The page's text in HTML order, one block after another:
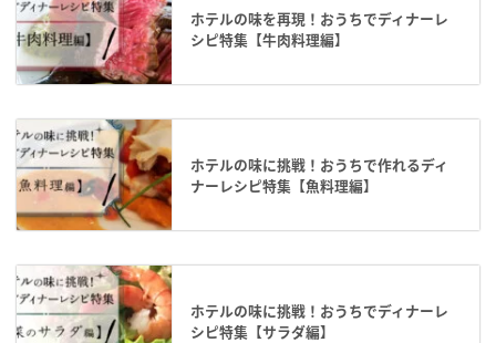
ホテルの味を再現！おうちでディナーレ
シピ特集【牛肉料理編】
ホテルの味に挑戦！おうちで作れるディ
ナーレシピ特集【魚料理編】
ホテルの味に挑戦！おうちでディナーレ
シピ特集【サラダ編】